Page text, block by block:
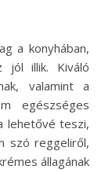
jól illik. Kiváló
valamint a
egészséges
lehetővé teszi,
szó reggeliről,
állagának